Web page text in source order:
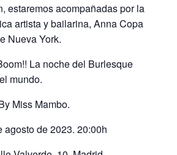
estaremos acompañadas por la
artista y bailarina, Anna Copa
Nueva York.
La noche del Burlesque
mundo.
Miss Mambo.
agosto de 2023. 20:00h